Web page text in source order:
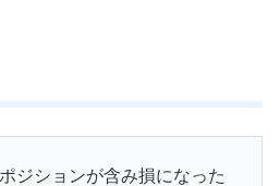
ジションが含み損になった